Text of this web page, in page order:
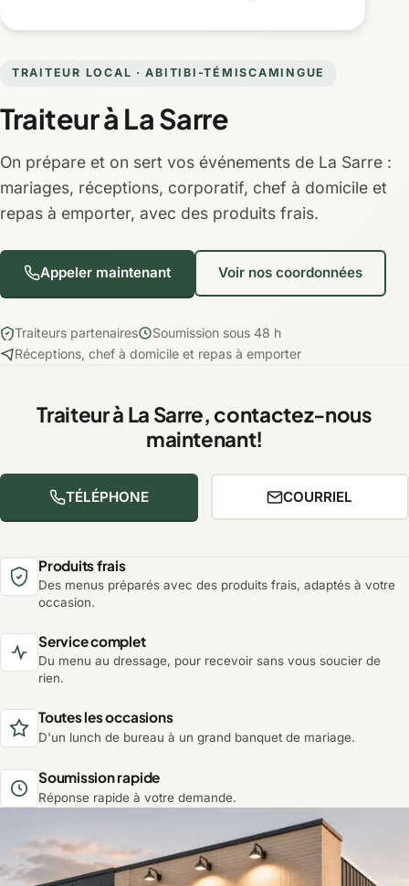
TRAITEUR LOCAL · ABITIBI-TÉMISCAMINGUE
Traiteur à La Sarre
On prépare et on sert vos événements de La Sarre :
mariages, réceptions, corporatif, chef à domicile et
repas à emporter, avec des produits frais.
Appeler maintenant Voir nos coordonnées
Traiteurs partenaires
Soumission sous 48 h
Réceptions, chef à domicile et repas à emporter
Traiteur à La Sarre, contactez-nous
maintenant!
TÉLÉPHONE COURRIEL
Produits frais
Des menus préparés avec des produits frais, adaptés à votre
occasion.
Service complet
Du menu au dressage, pour recevoir sans vous soucier de
rien.
Toutes les occasions
D'un lunch de bureau à un grand banquet de mariage.
Soumission rapide
Réponse rapide à votre demande.